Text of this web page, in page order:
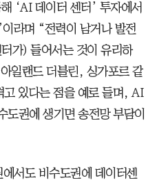
‘AI 데이터 센터’ 투자에서
라며 “전력이 남거나 발전
가) 들어서는 것이 유리하
일랜드 더블린, 싱가포르 같
고 있다는 점을 예로 들며, AI
도권에 생기면 송전망 부담이
서도 비수도권에 데이터센